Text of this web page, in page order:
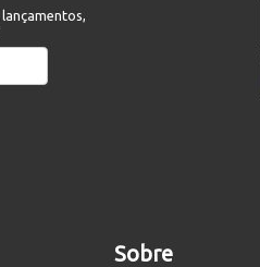
Sobre